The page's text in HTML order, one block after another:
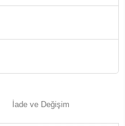
İade ve Değişim